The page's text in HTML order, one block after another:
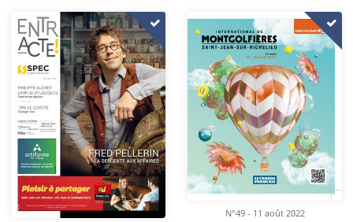
N°49 - 11 août 2022